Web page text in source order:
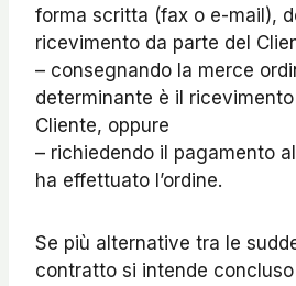
forma scritta (fax o e-mail),
ricevimento da parte del
– consegnando la merce
determinante è il ricevimento
Cliente, oppure
– richiedendo il pagamento
ha effettuato l’ordine.
Se più alternative tra le
contratto si intende